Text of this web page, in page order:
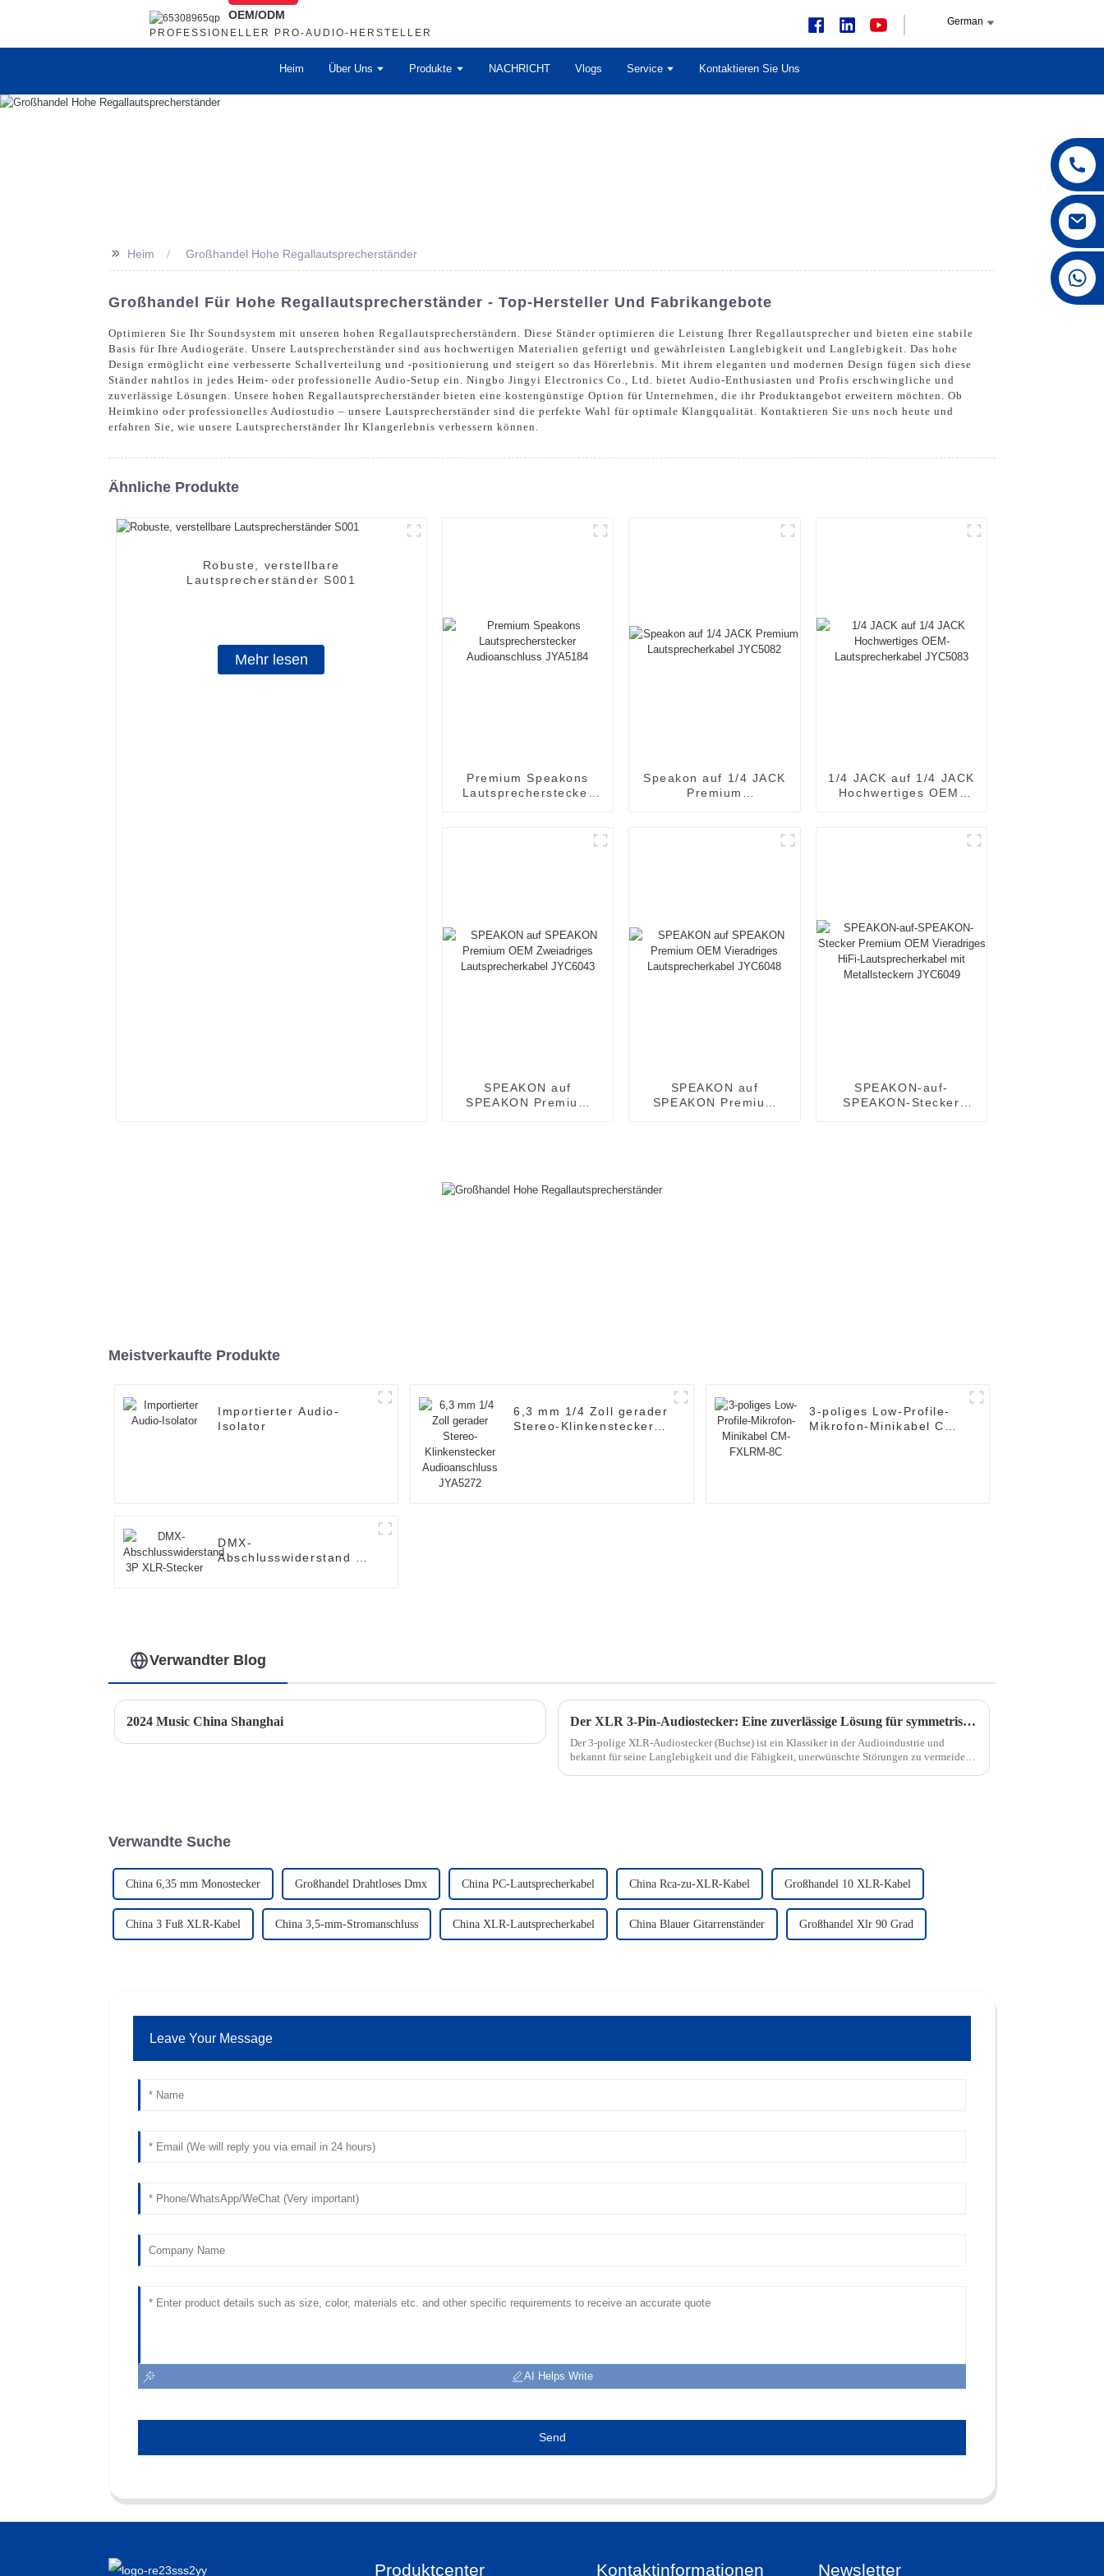
OEM/ODM
PROFESSIONELLER PRO-AUDIO-HERSTELLER
German
Heim Über Uns Produkte NACHRICHT Vlogs Service Kontaktieren Sie Uns
+86 15168592711
>> Heim Großhandel Hohe Regallautsprecherständer
Großhandel Für Hohe Regallautsprecherständer - Top-Hersteller Und Fabrikangebote
Optimieren Sie Ihr Soundsystem mit unseren hohen Regallautsprecherständern. Diese Ständer optimieren die Leistung Ihrer Regallautsprecher und bieten eine stabile
Basis für Ihre Audiogeräte. Unsere Lautsprecherständer sind aus hochwertigen Materialien gefertigt und gewährleisten Langlebigkeit und Langlebigkeit. Das hohe
Design ermöglicht eine verbesserte Schallverteilung und -positionierung und steigert so das Hörerlebnis. Mit ihrem eleganten und modernen Design fügen sich diese
Ständer nahtlos in jedes Heim- oder professionelle Audio-Setup ein. Ningbo Jingyi Electronics Co., Ltd. bietet Audio-Enthusiasten und Profis erschwingliche und
zuverlässige Lösungen. Unsere hohen Regallautsprecherständer bieten eine kostengünstige Option für Unternehmen, die ihr Produktangebot erweitern möchten. Ob
Heimkino oder professionelles Audiostudio – unsere Lautsprecherständer sind die perfekte Wahl für optimale Klangqualität. Kontaktieren Sie uns noch heute und
erfahren Sie, wie unsere Lautsprecherständer Ihr Klangerlebnis verbessern können.
Ähnliche Produkte
Robuste, verstellbare
Lautsprecherständer S001
Mehr lesen
Premium Speakons
Lautsprecherstecker
Speakon auf 1/4 JACK
Premium
1/4 JACK auf 1/4 JACK
Hochwertiges OEM-
SPEAKON auf
SPEAKON Premium
SPEAKON auf
SPEAKON Premium
SPEAKON-auf-
SPEAKON-Stecker
Meistverkaufte Produkte
Importierter Audio-
Isolator
6,3 mm 1/4 Zoll gerader
Stereo-Klinkenstecker
3-poliges Low-Profile-
Mikrofon-Minikabel CM-
DMX-
Abschlusswiderstand 3P
Verwandter Blog
2024 Music China Shanghai Der XLR 3-Pin-Audiostecker: Eine zuverlässige Lösung für symmetrische Audiosignale
Der 3-polige XLR-Audiostecker (Buchse) ist ein Klassiker in der Audioindustrie und
bekannt für seine Langlebigkeit und die Fähigkeit, unerwünschte Störungen zu vermeiden.
Verwandte Suche
China 6,35 mm Monostecker Großhandel Drahtloses Dmx China PC-Lautsprecherkabel China Rca-zu-XLR-Kabel Großhandel 10 XLR-Kabel
China 3 Fuß XLR-Kabel China 3,5-mm-Stromanschluss China XLR-Lautsprecherkabel China Blauer Gitarrenständer Großhandel Xlr 90 Grad
Leave Your Message
AI Helps Write
Send
Produktcenter Kontaktinformationen Newsletter